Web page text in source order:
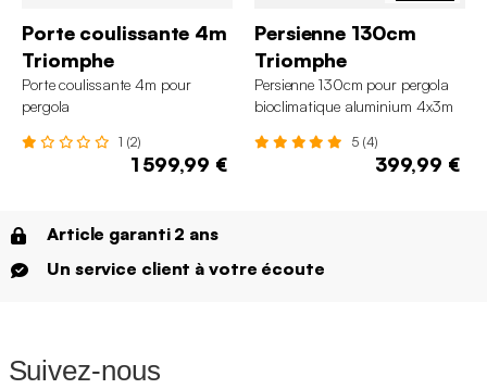
Porte coulissante 4m
Triomphe
Porte coulissante 4m pour
pergola
1 (2)
1 599,99 €
Persienne 130cm
Triomphe
Persienne 130cm pour pergola
bioclimatique aluminium 4x3m
5 (4)
399,99 €
Article garanti 2 ans
Un service client à votre écoute
Suivez-nous